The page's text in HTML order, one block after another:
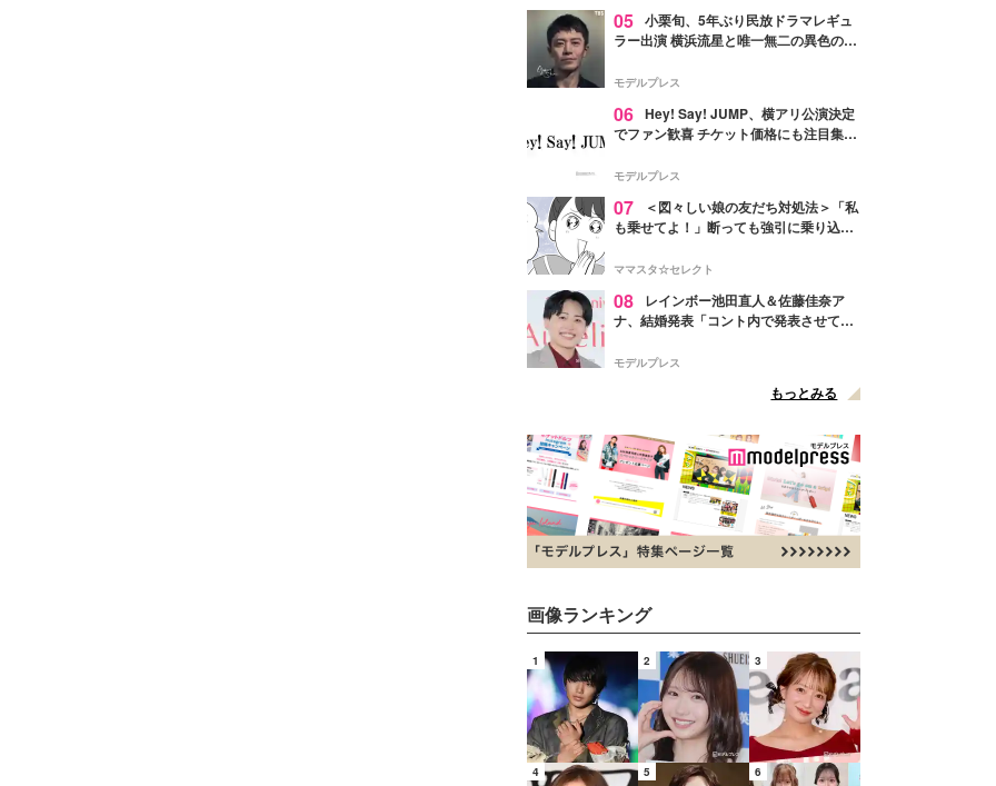
05 小栗旬、5年ぶり民放ドラマレギュ
ラー出演 横浜流星と唯一無二の異色のバ
モデルプレス
06 Hey! Say! JUMP、横アリ公演決定
でファン歓喜 チケット価格にも注目集ま
モデルプレス
07
＜図々しい娘の友だち対処法＞「私
も乗せてよ！」断っても強引に乗り込ん
ママスタ☆セレクト
08
レインボー池田直人＆佐藤佳奈ア
ナ、結婚発表「コント内で発表させてい
点変更のため
モデルプレス
もっとみる
画像ランキング
1 2 3
4 5 6